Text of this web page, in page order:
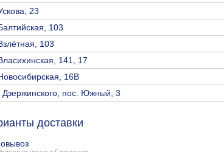
23
103
103
141, 17
16В
Дзержинского, пос. Южный, 3
доставки